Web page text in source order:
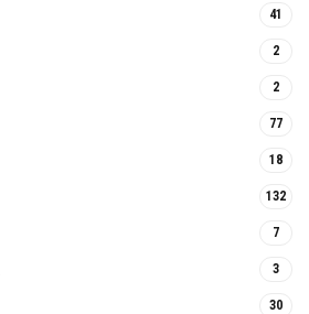
41
2
2
77
18
132
7
3
30